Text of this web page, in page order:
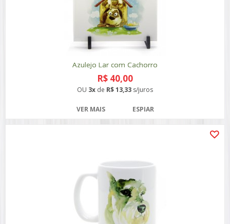
Azulejo Lar com Cachorro
R$ 40,00
OU 3x de R$ 13,33 s/juros
VER MAIS ESPIAR